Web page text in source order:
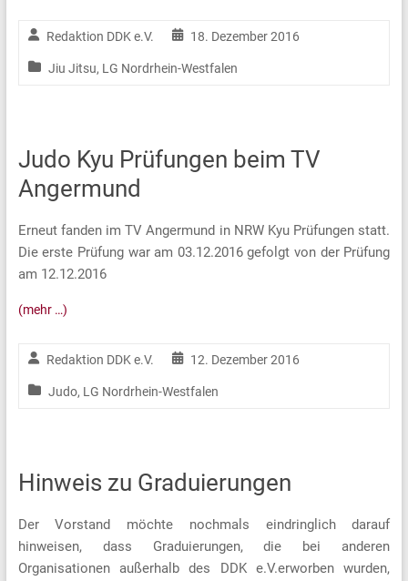
Redaktion DDK e.V. 18. Dezember 2016
Jiu Jitsu, LG Nordrhein-Westfalen
Judo Kyu Prüfungen beim TV
Angermund
Erneut fanden im TV Angermund in NRW Kyu Prüfungen statt.
Die erste Prüfung war am 03.12.2016 gefolgt von der Prüfung
am 12.12.2016
(mehr …)
Redaktion DDK e.V. 12. Dezember 2016
Judo, LG Nordrhein-Westfalen
Hinweis zu Graduierungen
Der Vorstand möchte nochmals eindringlich darauf
hinweisen, dass Graduierungen, die bei anderen
Organisationen außerhalb des DDK e.V.erworben wurden,